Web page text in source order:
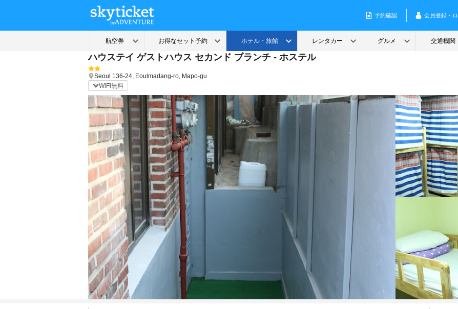
ハウステイ ゲストハウス セカンド ブランチ - ホステル
Seoul 136-24, Eoulmadang-ro, Mapo-gu
WiFi無料